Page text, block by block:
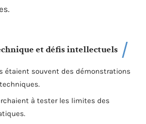
et défis intellectuels
étaient souvent des démonstrations
à tester les limites des